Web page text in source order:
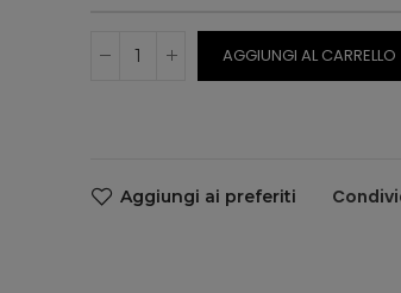
AGGIUNGI AL CARRELLO
Aggiungi ai preferiti